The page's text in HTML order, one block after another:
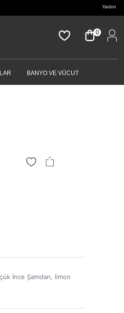
Yardım
0
BANYO VE VÜCUT
İnce Şamdan, limon